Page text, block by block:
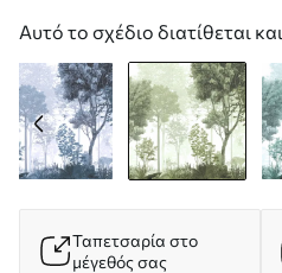
Αυτό το σχέδιο διατίθεται
Ταπετσαρία στο
μέγεθός σας